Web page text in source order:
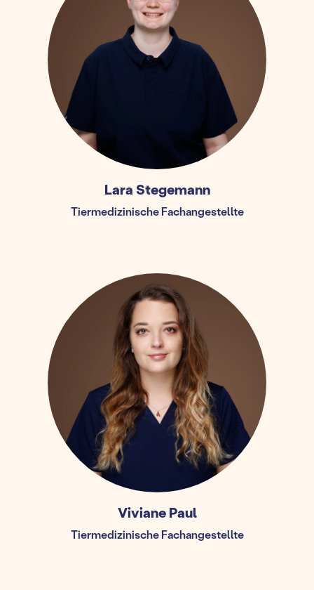
Lara Stegemann
Tiermedizinische Fachangestellte
Viviane Paul
Tiermedizinische Fachangestellte